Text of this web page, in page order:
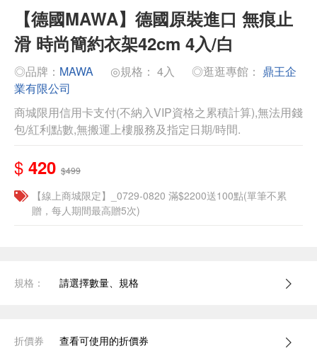
【德國MAWA】德國原裝進口 無痕止
滑 時尚簡約衣架42cm 4入/白
◎品牌： MAWA ◎規格： 4入 ◎逛逛專館： 鼎王企
業有限公司
商城限用信用卡支付(不納入VIP資格之累積計算),無法用錢
包/紅利點數,無搬運上樓服務及指定日期/時間.
$ 420 $499
【線上商城限定】_0729-0820 滿$2200送100點(單筆不累
贈，每人期間最高贈5次)
規格： 請選擇數量、規格
折價券 查看可使用的折價券